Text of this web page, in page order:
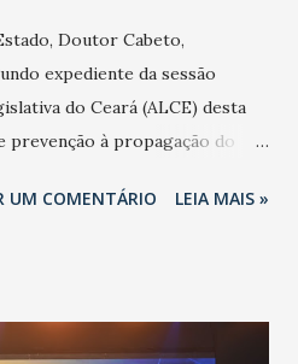
Doutor Cabeto,
expediente da sessão
do Ceará (ALCE) desta
prevenção à propagação do
na contenção da
com os ambientes
UM COMENTÁRIO LEIA MAIS »